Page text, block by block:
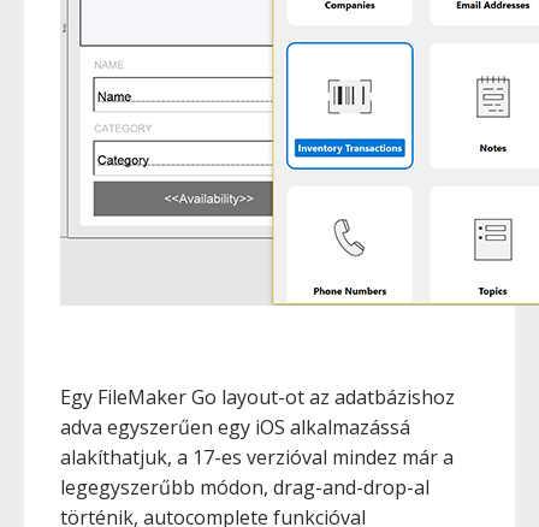
Egy FileMaker Go layout-ot az adatbázishoz
adva egyszerűen egy iOS alkalmazássá
alakíthatjuk, a 17-es verzióval mindez már a
legegyszerűbb módon, drag-and-drop-al
történik, autocomplete funkcióval